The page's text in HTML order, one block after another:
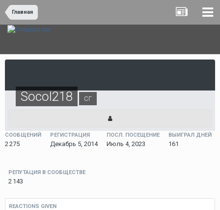
Главная
Socol218 СГ
СООБЩЕНИЙ
2 275
РЕГИСТРАЦИЯ
Декабрь 5, 2014
ПОСЛ. ПОСЕЩЕНИЕ
Июль 4, 2023
ВЫИГРАЛ ДНЕЙ
161
РЕПУТАЦИЯ В СООБЩЕСТВЕ
2 143
REACTIONS GIVEN